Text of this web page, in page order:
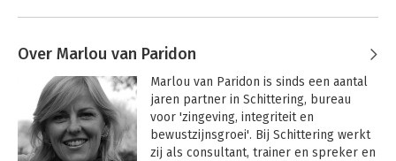
Over Marlou van Paridon
Marlou van Paridon is sinds een aantal
jaren partner in Schittering, bureau
voor 'zingeving, integriteit en
bewustzijnsgroei'. Bij Schittering werkt
zij als consultant, trainer en spreker en